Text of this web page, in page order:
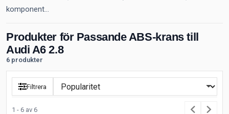
komponent...
Produkter för Passande ABS-krans till
Audi A6 2.8
6 produkter
Filtrera
1 - 6 av 6